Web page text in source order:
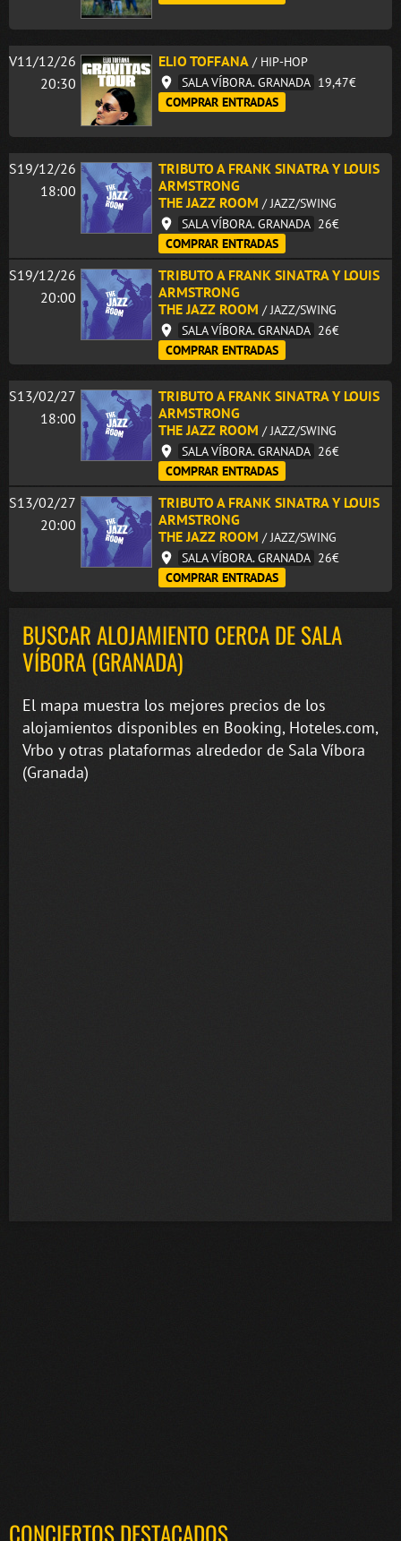
V11/12/26
20:30
ELIO TOFFANA / HIP-HOP
SALA VÍBORA. GRANADA 19,47€
COMPRAR ENTRADAS
S19/12/26
18:00
TRIBUTO A FRANK SINATRA Y LOUIS
ARMSTRONG
THE JAZZ ROOM / JAZZ/SWING
SALA VÍBORA. GRANADA 26€
COMPRAR ENTRADAS
S19/12/26
20:00
TRIBUTO A FRANK SINATRA Y LOUIS
ARMSTRONG
THE JAZZ ROOM / JAZZ/SWING
SALA VÍBORA. GRANADA 26€
COMPRAR ENTRADAS
S13/02/27
18:00
TRIBUTO A FRANK SINATRA Y LOUIS
ARMSTRONG
THE JAZZ ROOM / JAZZ/SWING
SALA VÍBORA. GRANADA 26€
COMPRAR ENTRADAS
S13/02/27
20:00
TRIBUTO A FRANK SINATRA Y LOUIS
ARMSTRONG
THE JAZZ ROOM / JAZZ/SWING
SALA VÍBORA. GRANADA 26€
COMPRAR ENTRADAS
BUSCAR ALOJAMIENTO CERCA DE SALA
VÍBORA (GRANADA)
El mapa muestra los mejores precios de los
alojamientos disponibles en Booking, Hoteles.com,
Vrbo y otras plataformas alrededor de Sala Víbora
(Granada)
CONCIERTOS DESTACADOS